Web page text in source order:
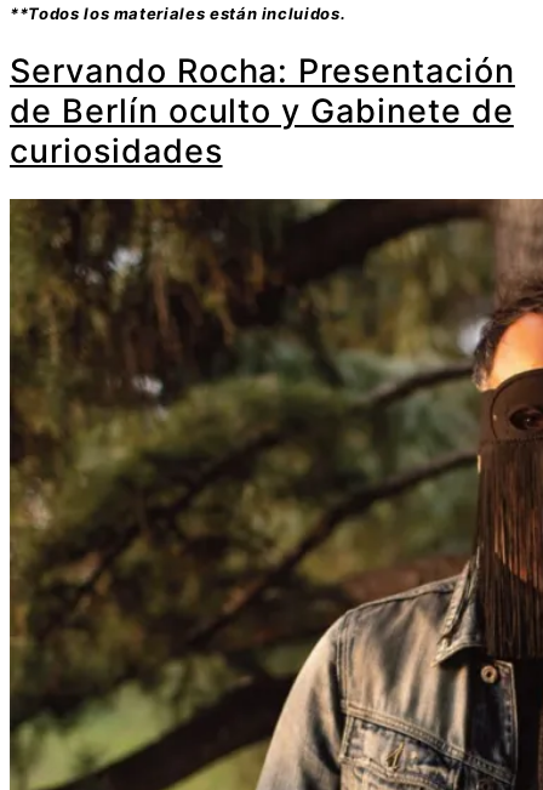
**Todos los materiales están incluidos.
Servando Rocha: Presentación
de Berlín oculto y Gabinete de
curiosidades